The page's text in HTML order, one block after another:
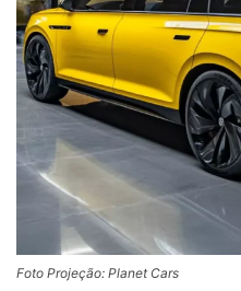
Foto Projeção: Planet Cars